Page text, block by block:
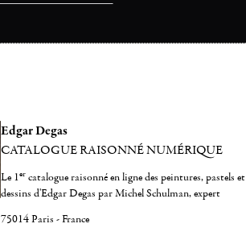
Edgar Degas
CATALOGUE RAISONNÉ NUMÉRIQUE
Le 1er catalogue raisonné en ligne des peintures, pastels et
dessins d'Edgar Degas par Michel Schulman, expert
75014 Paris - France